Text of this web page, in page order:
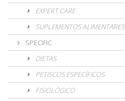
EXPERT CARE
SUPLEMENTOS ALIMENTARES
SPECIFIC
DIETAS
PETISCOS ESPECÍFICOS
FISIOLÓGICO